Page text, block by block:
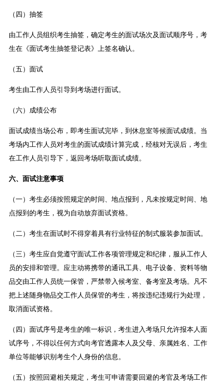
（四）抽签
由工作人员组织考生抽签，确定考生的面试场次及面试顺序号，考
生在《面试考生抽签登记表》上签名确认。
（五）面试
考生由工作人员引导到考场进行面试。
（六）成绩公布
面试成绩当场公布，即考生面试完毕，到休息室等候面试成绩。当
考场内工作人员对考生的面试成绩计算完成，经核对无误后，考生
在工作人员引导下，返回考场听取面试成绩。
六、面试注意事项
（一）考生必须按照规定的时间、地点报到，凡未按规定时间、地
点报到的考生，视为自动放弃面试资格。
（二）考生在面试时不得穿着具有行业特征的制式服装参加面试。
（三）考生应自觉遵守面试工作各项管理规定和纪律，服从工作人
员的安排和管理。应主动将携带的通讯工具、电子设备、资料等物
品交由工作人员统一保管，严禁带入候考室、备考室及考场。凡不
把上述随身物品交工作人员保管的考生，将按违纪违规行为处理，
取消面试资格。
（四）面试序号是考生的唯一标识，考生进入考场只允许报本人面
试序号，不得以任何方式向考官透露本人及父母、亲属姓名、工作
单位等能够识别考生个人身份的信息。
（五）按照回避相关规定，考生可申请需要回避的考官及考场工作